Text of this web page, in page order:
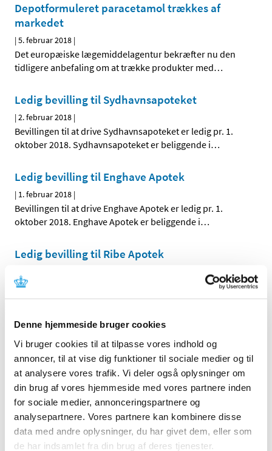
Denne hjemmeside bruger cookies
Vi bruger cookies til at tilpasse vores indhold og
annoncer, til at vise dig funktioner til sociale medier og til
at analysere vores trafik. Vi deler også oplysninger om
din brug af vores hjemmeside med vores partnere inden
for sociale medier, annonceringspartnere og
analysepartnere. Vores partnere kan kombinere disse
data med andre oplysninger, du har givet dem, eller som
de har indsamlet fra din brug af deres tjenester.
Depotformuleret paracetamol trækkes af
markedet
|5. februar 2018 |
Det europæiske lægemiddelagentur bekræfter nu den
tidligere anbefaling om at trække produkter med…
Ledig bevilling til Sydhavnsapoteket
|2. februar 2018 |
Bevillingen til at drive Sydhavnsapoteket er ledig pr. 1.
oktober 2018. Sydhavnsapoteket er beliggende i…
Ledig bevilling til Enghave Apotek
| 1. februar 2018 |
Bevillingen til at drive Enghave Apotek er ledig pr. 1.
oktober 2018. Enghave Apotek er beliggende i…
Ledig bevilling til Ribe Apotek
Bevillingen til at drive Ribe Apotek er ledig pr. 1. oktober
2018. Ribe Apotek er beliggende i postnummer 6760.
Ledig bevilling til Galten Apotek
| 1. februar 2018|
Bevillingen til at drive Galten Apotek er ledig pr. 1. juli
2018. Galten Apotek er beliggende i postnummer 8464.
Brexit - skift af referenceland fra
Storbritannien til Danmark
| 1. februar 2018